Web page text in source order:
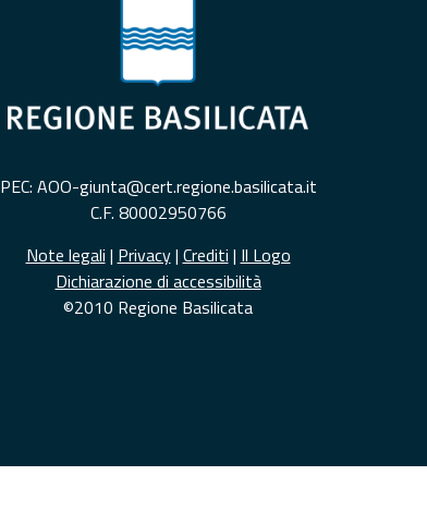
PEC: AOO-giunta@cert.regione.basilicata.it
C.F. 80002950766
Note legali | Privacy| Crediti | Il Logo
Dichiarazione di accessibilità
©2010 Regione Basilicata